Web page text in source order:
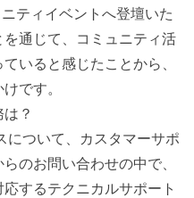
ティイベントへ登壇いた
通じて、コミュニティ活
いると感じたことから、
です。
？
ついて、カスタマーサポ
のお問い合わせの中で、
するテクニカルサポート